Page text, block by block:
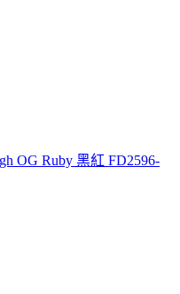
OG Ruby 黑紅 FD2596-